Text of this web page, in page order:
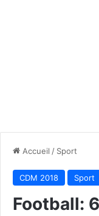
Accueil / Sport
CDM 2018 Sport
Football: